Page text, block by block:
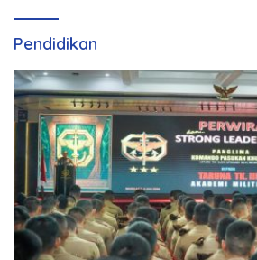
Pendidikan